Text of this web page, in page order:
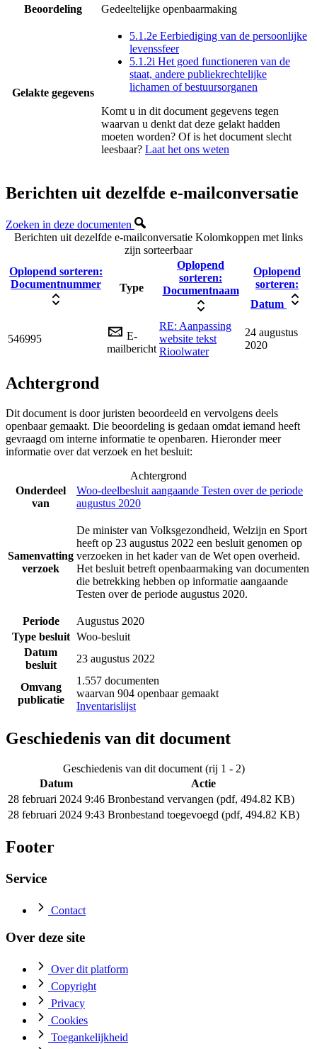
Beoordeling
Gedeeltelijke openbaarmaking
Gelakte gegevens
5.1.2e Eerbiediging van de persoonlijke
levenssfeer
5.1.2i Het goed functioneren van de
staat, andere publiekrechtelijke
lichamen of bestuursorganen
Komt u in dit document gegevens tegen
waarvan u denkt dat deze gelakt hadden
moeten worden? Of is het document slecht
leesbaar? Laat het ons weten
Berichten uit dezelfde e-mailconversatie
Zoeken in deze documenten
Berichten uit dezelfde e-mailconversatie Kolomkoppen met links
zijn sorteerbaar
Oplopend sorteren:
Documentnummer
Type
Oplopend
sorteren:
Documentnaam
Oplopend
sorteren:
Datum
546995
E-
mailbericht
RE: Aanpassing
website tekst
Rioolwater
24 augustus
2020
Achtergrond
Dit document is door juristen beoordeeld en vervolgens deels
openbaar gemaakt. Die beoordeling is gedaan omdat iemand heeft
gevraagd om interne informatie te openbaren. Hieronder meer
informatie over dat verzoek en het besluit:
Achtergrond
Onderdeel
van
Woo-deelbesluit aangaande Testen over de periode
augustus 2020
Samenvatting
verzoek
De minister van Volksgezondheid, Welzijn en Sport
heeft op 23 augustus 2022 een besluit genomen op
verzoeken in het kader van de Wet open overheid.
Het besluit betreft openbaarmaking van documenten
die betrekking hebben op informatie aangaande
Testen over de periode augustus 2020.
Periode
Augustus 2020
Type besluit Woo-besluit
Datum
besluit
23 augustus 2022
Omvang
publicatie
1.557 documenten
waarvan 904 openbaar gemaakt
Inventarislijst
Geschiedenis van dit document
Geschiedenis van dit document (rij 1 - 2)
Datum
Actie
28 februari 2024 9:46 Bronbestand vervangen (pdf, 494.82 KB)
28 februari 2024 9:43 Bronbestand toegevoegd (pdf, 494.82 KB)
Footer
Service
Contact
Over deze site
Over dit platform
Copyright
Privacy
Cookies
Toegankelijkheid